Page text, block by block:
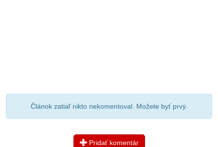
Článok zatiaľ nikto nekomentoval. Možete byť prvý.
Pridať komentár